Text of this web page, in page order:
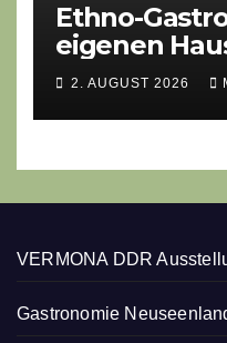
Ethno-
eigenen
geheime
2. AUGUST 2026
VERMONA DDR
Gastronomie